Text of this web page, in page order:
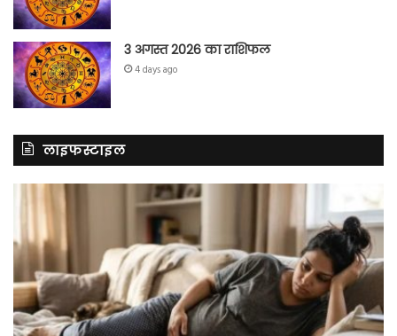
3 अगस्त 2026 का राशिफल
4 days ago
लाइफस्टाइल